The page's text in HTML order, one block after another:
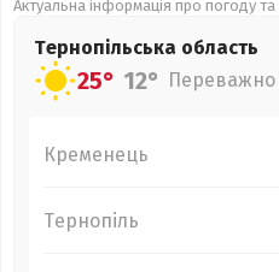
Актуальна інформація про погоду
Тернопільська область
25° 12° Переважно
Кременець
Тернопіль